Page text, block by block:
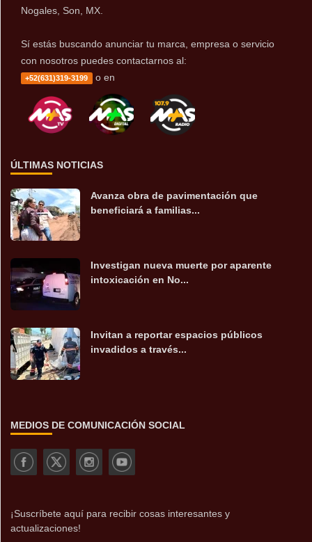
Nogales, Son, MX.
Sí estás buscando anunciar tu marca, empresa o servicio
con nosotros puedes contactarnos al:
+52(631)319-3199 o en
ÚLTIMAS NOTICIAS
Avanza obra de pavimentación que
beneficiará a familias...
Investigan nueva muerte por aparente
intoxicación en No...
Invitan a reportar espacios públicos
invadidos a través...
MEDIOS DE COMUNICACIÓN SOCIAL
¡Suscríbete aquí para recibir cosas interesantes y
actualizaciones!